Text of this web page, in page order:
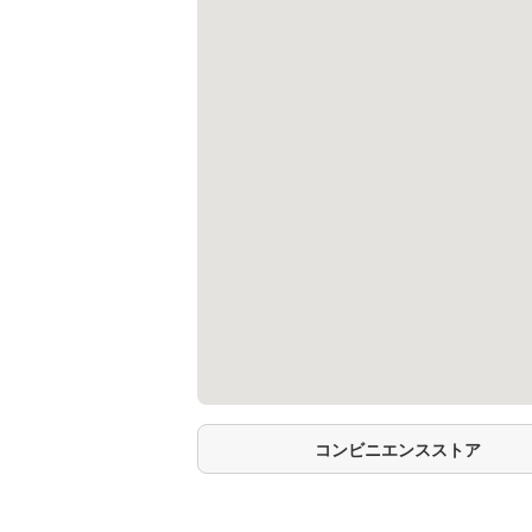
コンビニエンスストア